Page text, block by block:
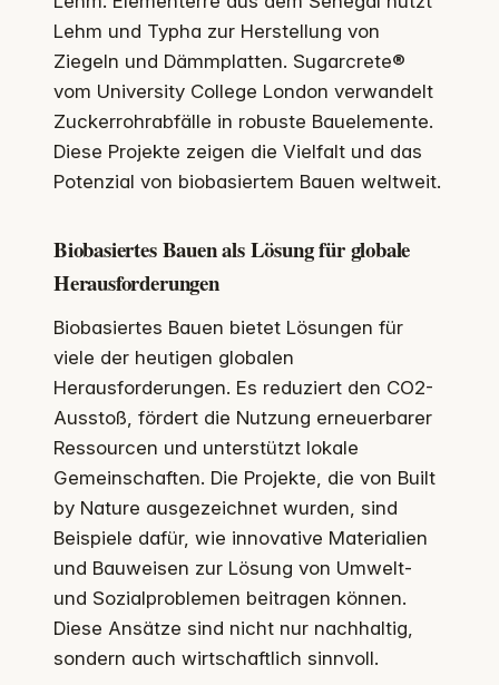
Lehm und Typha zur Herstellung von
Ziegeln und Dämmplatten. Sugarcrete®
vom University College London verwandelt
Zuckerrohrabfälle in robuste Bauelemente.
Diese Projekte zeigen die Vielfalt und das
Potenzial von biobasiertem Bauen weltweit.
Biobasiertes Bauen als Lösung für globale
Herausforderungen
Biobasiertes Bauen bietet Lösungen für
viele der heutigen globalen
Herausforderungen. Es reduziert den CO2-
Ausstoß, fördert die Nutzung erneuerbarer
Ressourcen und unterstützt lokale
Gemeinschaften. Die Projekte, die von Built
by Nature ausgezeichnet wurden, sind
Beispiele dafür, wie innovative Materialien
und Bauweisen zur Lösung von Umwelt-
und Sozialproblemen beitragen können.
Diese Ansätze sind nicht nur nachhaltig,
sondern auch wirtschaftlich sinnvoll.